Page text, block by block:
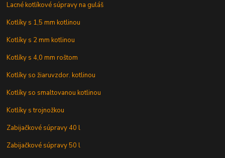
Lacné kotlíkové súpravy na guláš
Kotlíky s 1,5 mm kotlinou
Kotlíky s 2 mm kotlinou
Kotlíky s 4,0 mm roštom
Kotlíky so žiaruvzdor. kotlinou
Kotlíky so smaltovanou kotlinou
Kotlíky s trojnožkou
Zabijačkové súpravy 40 l
Zabijačkové súpravy 50 l